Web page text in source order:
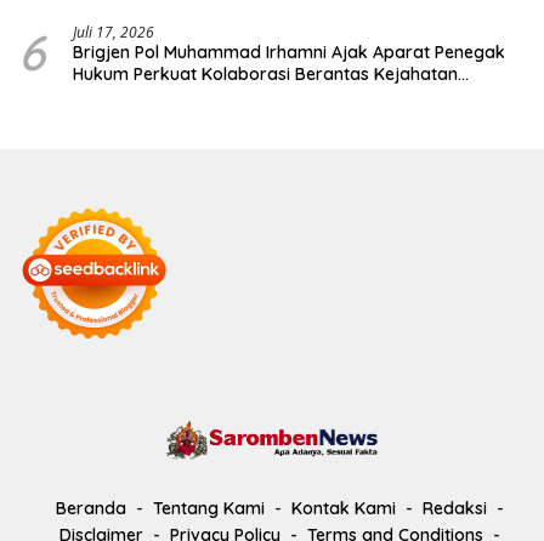
6 Juli 17, 2026
Brigjen Pol Muhammad Irhamni Ajak Aparat Penegak
Hukum Perkuat Kolaborasi Berantas Kejahatan
Beranda Tentang Kami Kontak Kami
Redaksi
Disclaimer
Privacy Policy Terms and Conditions